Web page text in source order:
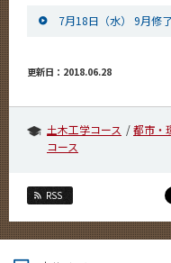
7月18日（水） 9月修
更新日：2018.06.28
土木工学コース 都市・
コース
RSS
年別アーカイブ